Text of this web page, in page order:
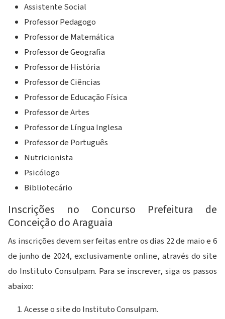
Assistente Social
Professor Pedagogo
Professor de Matemática
Professor de Geografia
Professor de História
Professor de Ciências
Professor de Educação Física
Professor de Artes
Professor de Língua Inglesa
Professor de Português
Nutricionista
Psicólogo
Bibliotecário
Inscrições no Concurso Prefeitura de
Conceição do Araguaia
As inscrições devem ser feitas entre os dias 22 de maio e 6
de junho de 2024, exclusivamente online, através do site
do Instituto Consulpam. Para se inscrever, siga os passos
abaixo:
Acesse o site do Instituto Consulpam.